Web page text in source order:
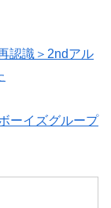
認識＞2ndアル
ーイズグループ